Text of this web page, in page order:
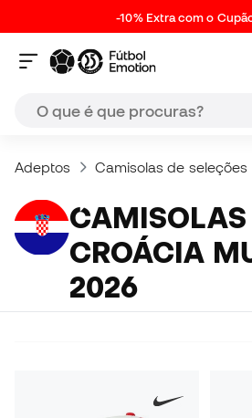
-10% Extra com o
Adeptos Camisolas de seleções
CAMISOLAS DA
CROÁCIA
2026